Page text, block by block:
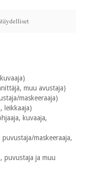
muu avustaja)
maskeeraaja)
leikkaaja)
kuvaaja,
maskeeraaja,
puvustaja ja muu